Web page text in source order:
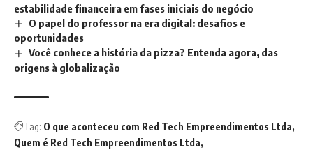
estabilidade financeira em fases iniciais do negócio
O papel do professor na era digital: desafios e
oportunidades
Você conhece a história da pizza? Entenda agora, das
origens à globalização
Tag: O que aconteceu com Red Tech Empreendimentos Ltda
Quem é Red Tech Empreendimentos Ltda